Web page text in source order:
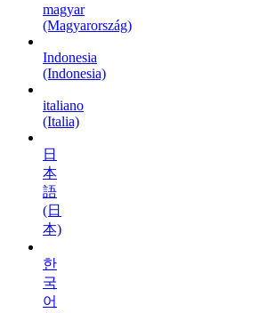
magyar
(Magyarország)
Indonesia
(Indonesia)
italiano
(Italia)
日
本
語
(日
本)
한
국
어